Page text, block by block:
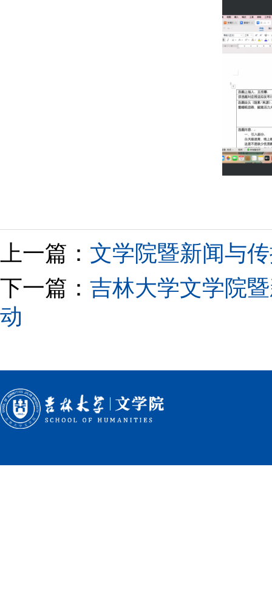
上一篇： 文学院暨新闻与
下一篇： 吉林大学文学院
动